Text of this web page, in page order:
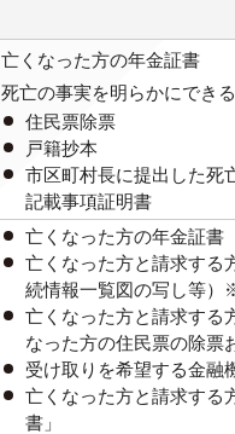
亡くなった方の年金証書
死亡の事実を明らかにでき
住民票除票
戸籍抄本
市区町村長に提出した死
記載事項証明書
亡くなった方の年金証書
亡くなった方と請求する
続情報一覧図の写し等）
亡くなった方と請求する
なった方の住民票の除
受け取りを希望する金
亡くなった方と請求する
書」